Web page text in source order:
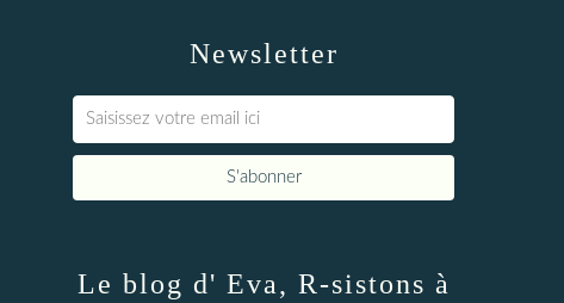
Newsletter
Le blog d' Eva, R-sistons à